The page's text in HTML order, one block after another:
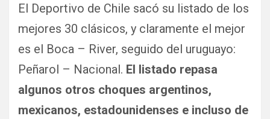
El Deportivo de Chile sacó su listado de los
mejores 30 clásicos, y claramente el mejor
es el Boca – River, seguido del uruguayo:
Peñarol – Nacional. El listado repasa
algunos otros choques argentinos,
mexicanos, estadounidenses e incluso de